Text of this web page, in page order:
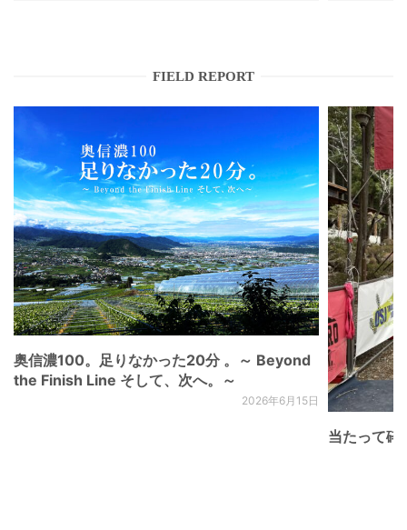
FIELD REPORT
奥信濃100。足りなかった20分 。～ Beyond
the Finish Line そして、次へ。～
2026年6月15日
当たって砕